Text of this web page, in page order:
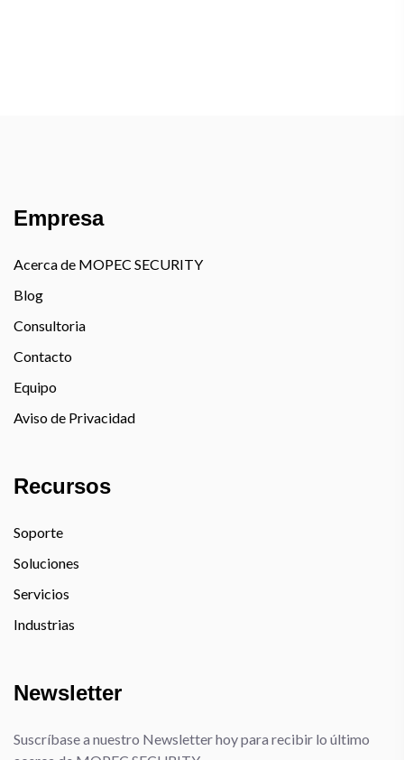
Empresa
Acerca de MOPEC SECURITY
Blog
Consultoria
Contacto
Equipo
Aviso de Privacidad
Recursos
Soporte
Soluciones
Servicios
Industrias
Newsletter
Suscríbase a nuestro Newsletter hoy para recibir lo último